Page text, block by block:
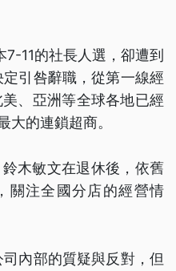
11的社長人選，卻遭到
引咎辭職，從第一線經
、亞洲等全球各地已經
大的連鎖超商。
木敏文在退休後，依舊
關注全國分店的經營情
內部的質疑與反對，但